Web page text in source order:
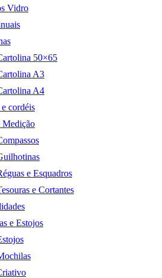
Vidro
50×65
A3
A4
cordéis
Medição
e Esquadros
e Cortantes
e Estojos